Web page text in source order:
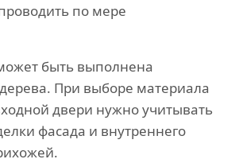
по мере
быть выполнена
При выборе материала
двери нужно учитывать
фасада и внутреннего